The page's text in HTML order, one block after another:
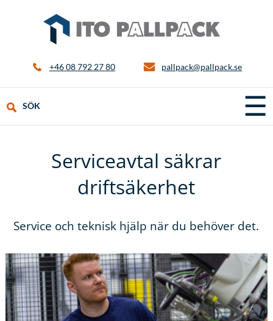
+46 08 792 27 80 pallpack@pallpack.se
☰
SÖK
Serviceavtal säkrar
driftsäkerhet
Service och teknisk hjälp när du behöver det.